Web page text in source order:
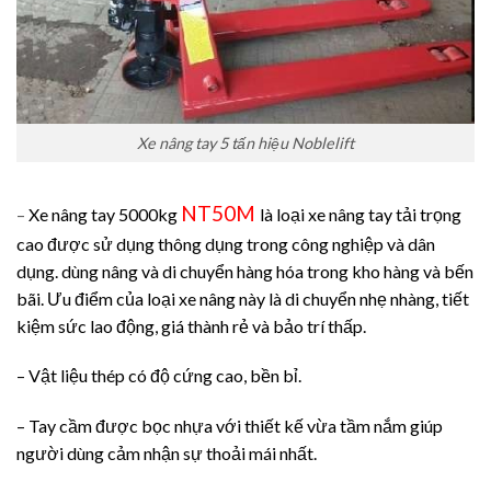
Xe nâng tay 5 tấn hiệu Noblelift
– Xe nâng tay 5000kg NT50M là loại xe nâng tay tải trọng
cao được sử dụng thông dụng trong công nghiệp và dân
dụng. dùng nâng và di chuyển hàng hóa trong kho hàng và bến
bãi. Ưu điểm của loại xe nâng này là di chuyển nhẹ nhàng, tiết
kiệm sức lao động, giá thành rẻ và bảo trí thấp.
– Vật liệu thép có độ cứng cao, bền bỉ.
– Tay cầm được bọc nhựa với thiết kế vừa tầm nắm giúp
người dùng cảm nhận sự thoải mái nhất.